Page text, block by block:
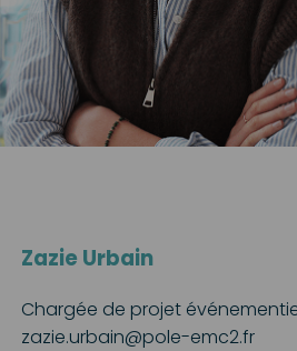
Zazie Urbain
Chargée de projet
zazie.urbain@pole-emc2.fr